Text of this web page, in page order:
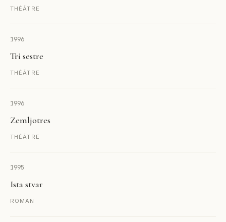
THÉÂTRE
1996
Tri sestre
THÉÂTRE
1996
Zemljotres
THÉÂTRE
1995
Ista stvar
ROMAN